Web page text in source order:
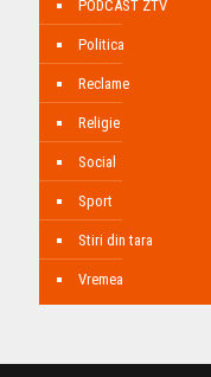
PODCAST ZTV
Politica
Reclame
Religie
Social
Sport
Stiri din tara
Vremea